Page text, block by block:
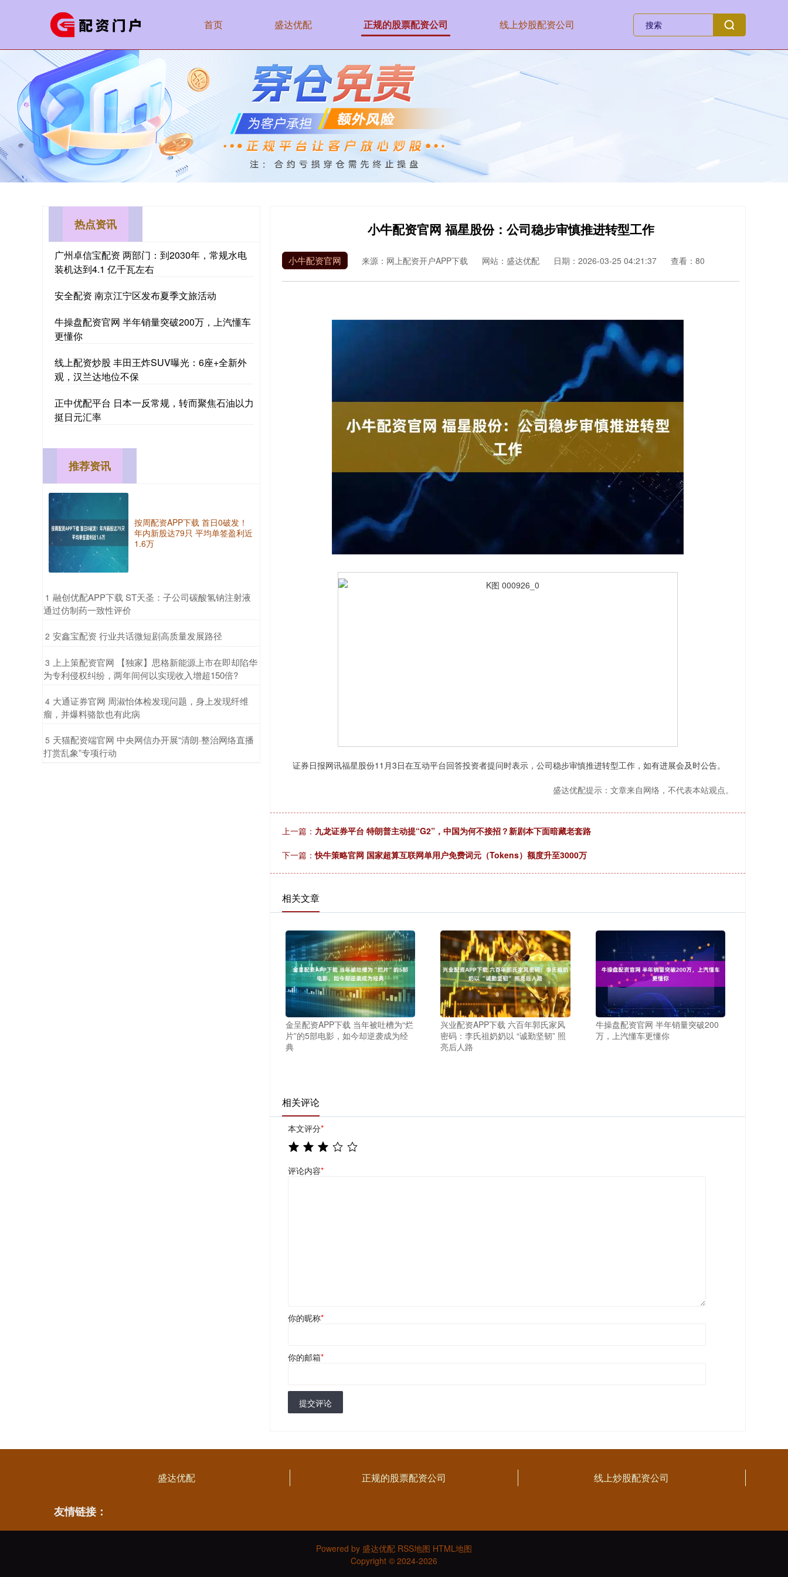
首页 盛达优配 正规的股票配资公司 线上炒股配资公司
小牛配资官网 福星股份：公司稳步审慎推进转型工作
小牛配资官网 来源：网上配资开户APP下载 网站：盛达优配 日期：2026-03-25 04:21:37 查看：80
证券日报网讯福星股份11月3日在互动平台回答投资者提问时表示，公司稳步审慎推进转型工作，如有进展会及时公告。
盛达优配提示：文章来自网络，不代表本站观点。
上一篇： 九龙证券平台 特朗普主动提“G2”，中国为何不接招？新剧本下面暗藏老套路
下一篇：快牛策略官网 国家超算互联网单用户免费词元（Tokens）额度升至3000万
相关文章
金呈配资APP下载 当年被吐槽为“烂
片”的5部电影，如今却逆袭成为经
典
兴业配资APP下载 六百年郭氏家风
密码：李氏祖奶奶以 “诚勤坚韧” 照
亮后人路
牛操盘配资官网 半年销量突破200
万，上汽懂车更懂你
相关评论
本文评分*
评论内容*
你的昵称*
你的邮箱*
提交评论
热点资讯
广州卓信宝配资 两部门：到2030年，常规水电
装机达到4.1 亿千瓦左右
安全配资 南京江宁区发布夏季文旅活动
牛操盘配资官网 半年销量突破200万，上汽懂车
更懂你
线上配资炒股 丰田王炸SUV曝光：6座+全新外
观，汉兰达地位不保
正中优配平台 日本一反常规，转而聚焦石油以力
挺日元汇率
推荐资讯
按周配资APP下载 首日0破发！
年内新股达79只 平均单签盈利近
1.6万
1 ​融创优配APP下载 ST天圣：子公司碳酸氢钠注射液
通过仿制药一致性评价
2 ​安鑫宝配资 行业共话微短剧高质量发展路径
3 ​上上策配资官网 【独家】思格新能源上市在即却陷华
为专利侵权纠纷，两年间何以实现收入增超150倍?
4 ​大通证券官网 周淑怡体检发现问题，身上发现纤维
瘤，并爆料骆歆也有此病
5 ​天猫配资端官网 中央网信办开展“清朗·整治网络直播
打赏乱象”专项行动
盛达优配 正规的股票配资公司 线上炒股配资公司
友情链接：
Powered by 盛达优配 RSS地图 HTML地图
Copyright © 2024-2026